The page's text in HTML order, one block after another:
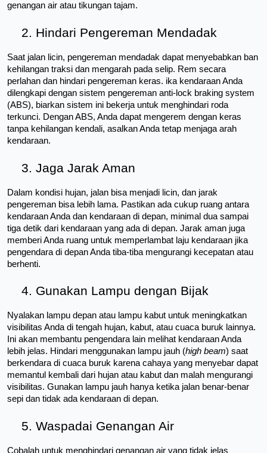
genangan air atau tikungan tajam.
2. Hindari Pengereman Mendadak
Saat jalan licin, pengereman mendadak dapat menyebabkan ban
kehilangan traksi dan mengarah pada selip. Rem secara
perlahan dan hindari pengereman keras. ika kendaraan Anda
dilengkapi dengan sistem pengereman anti-lock braking system
(ABS), biarkan sistem ini bekerja untuk menghindari roda
terkunci. Dengan ABS, Anda dapat mengerem dengan keras
tanpa kehilangan kendali, asalkan Anda tetap menjaga arah
kendaraan.
3. Jaga Jarak Aman
Dalam kondisi hujan, jalan bisa menjadi licin, dan jarak
pengereman bisa lebih lama. Pastikan ada cukup ruang antara
kendaraan Anda dan kendaraan di depan, minimal dua sampai
tiga detik dari kendaraan yang ada di depan. Jarak aman juga
memberi Anda ruang untuk memperlambat laju kendaraan jika
pengendara di depan Anda tiba-tiba mengurangi kecepatan atau
berhenti.
4. Gunakan Lampu dengan Bijak
Nyalakan lampu depan atau lampu kabut untuk meningkatkan
visibilitas Anda di tengah hujan, kabut, atau cuaca buruk lainnya.
Ini akan membantu pengendara lain melihat kendaraan Anda
lebih jelas. Hindari menggunakan lampu jauh (high beam) saat
berkendara di cuaca buruk karena cahaya yang menyebar dapat
memantul kembali dari hujan atau kabut dan malah mengurangi
visibilitas. Gunakan lampu jauh hanya ketika jalan benar-benar
sepi dan tidak ada kendaraan di depan.
5. Waspadai Genangan Air
Cobalah untuk menghindari genangan air yang tidak jelas